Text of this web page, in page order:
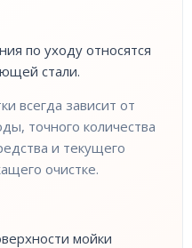
по уходу относятся
стали.
всегда зависит от
точного количества
и текущего
очистке.
мойки